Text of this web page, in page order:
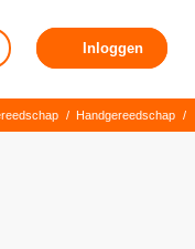
Inloggen
/ Handgereedschap /